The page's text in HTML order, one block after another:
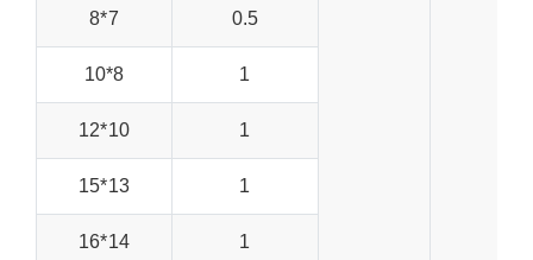
8*7 0.5
10*8 1
12*10 1
15*13 1
16*14 1